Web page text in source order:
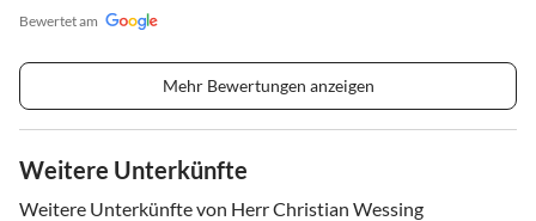
Bewertet am
Mehr Bewertungen anzeigen
Weitere Unterkünfte
Weitere Unterkünfte von Herr Christian Wessing